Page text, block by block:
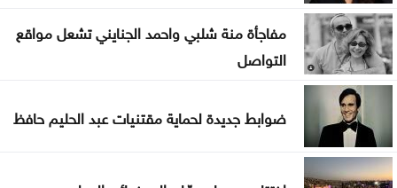
مفاجأة منة شلبي واحمد الجنايني تشعل مواقع
التواصل
ضوابط جديدة لحماية مقتنيات عبد الحليم حافظ